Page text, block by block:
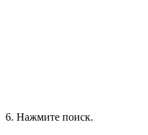
6. Нажмите поиск.